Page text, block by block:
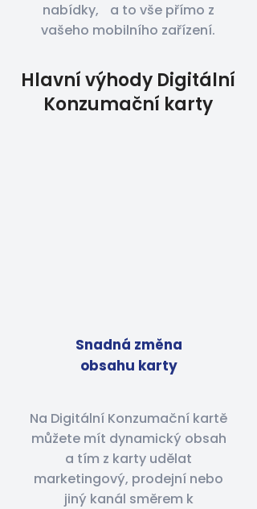
nabídky, a to vše přímo z
vašeho mobilního zařízení.
Hlavní výhody Digitální
Konzumační karty
Snadná změna
obsahu karty
Na Digitální Konzumační kartě
můžete mít dynamický obsah
a tím z karty udělat
marketingový, prodejní nebo
jiný kanál směrem k